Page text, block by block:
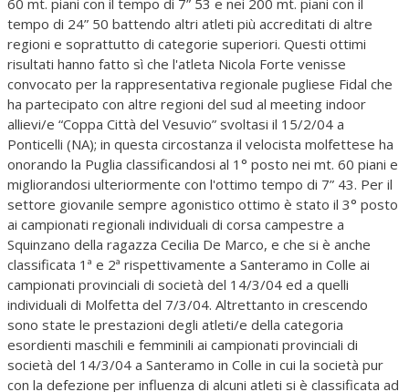
60 mt. piani con il tempo di 7” 53 e nei 200 mt. piani con il
tempo di 24” 50 battendo altri atleti più accreditati di altre
regioni e soprattutto di categorie superiori. Questi ottimi
risultati hanno fatto sì che l'atleta Nicola Forte venisse
convocato per la rappresentativa regionale pugliese Fidal che
ha partecipato con altre regioni del sud al meeting indoor
allievi/e “Coppa Città del Vesuvio” svoltasi il 15/2/04 a
Ponticelli (NA); in questa circostanza il velocista molfettese ha
onorando la Puglia classificandosi al 1° posto nei mt. 60 piani e
migliorandosi ulteriormente con l'ottimo tempo di 7” 43. Per il
settore giovanile sempre agonistico ottimo è stato il 3° posto
ai campionati regionali individuali di corsa campestre a
Squinzano della ragazza Cecilia De Marco, e che si è anche
classificata 1ª e 2ª rispettivamente a Santeramo in Colle ai
campionati provinciali di società del 14/3/04 ed a quelli
individuali di Molfetta del 7/3/04. Altrettanto in crescendo
sono state le prestazioni degli atleti/e della categoria
esordienti maschili e femminili ai campionati provinciali di
società del 14/3/04 a Santeramo in Colle in cui la società pur
con la defezione per influenza di alcuni atleti si è classificata ad